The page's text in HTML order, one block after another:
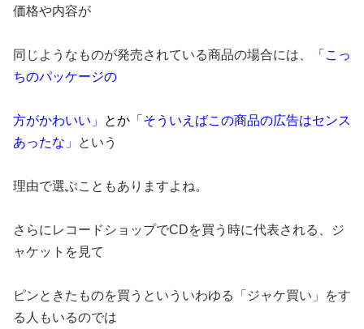
価格や内容が
同じようなものが発売されている商品の場合には、
「こっ
ちのパッケージの
方がかわいい」 とか 「そういえばこの商品の広告はセンス
あったな」
という
理由で選ぶこともありますよね。
さらにレコードショップでCDを買う時に代表される、ジ
ャケットを見て
ピンときたものを買うといういわゆる「ジャケ買い」をす
る人もいるのでは